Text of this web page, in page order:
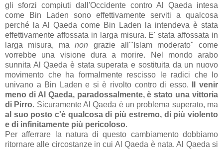
gli sforzi compiuti dall'Occidente contro Al Qaeda intesa
come Bin Laden sono effettivamente serviti a qualcosa
perché la Al Qaeda come Bin Laden la intendeva è stata
effettivamente affossata in larga misura. E' stata affossata in
larga misura, manon grazie all'"Islam moderato" come
vorrebbe una visione dura a morire. Nel mondo arabo
sunnita Al Qaeda è stata superata e sostituita da un nuovo
movimento che ha formalmente rescisso le radici che lo
univano a Bin Laden e si è rivolto contro di esso. Il venir
meno di Al Qaeda, paradossalmente, è stato una vittoria
di Pirro. Sicuramente Al Qaeda è un problema superato, ma
al suo posto c'è qualcosa di più estremo, di più violento
e di infinitamente più pericoloso.
Per afferrare la natura di questo cambiamento dobbiamo
ritornare alle circostanze in cui Al Qaeda è nata. Al Qaeda si